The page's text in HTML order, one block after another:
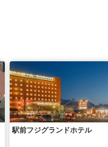
駅前フジグランドホテル